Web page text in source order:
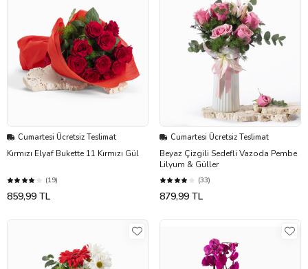
Cumartesi Ücretsiz Teslimat
Kırmızı Elyaf Bukette 11 Kırmızı Gül
(19)
859,99 TL
Cumartesi Ücretsiz Teslimat
Beyaz Çizgili Sedefli Vazoda Pembe
Lilyum & Güller
(33)
879,99 TL